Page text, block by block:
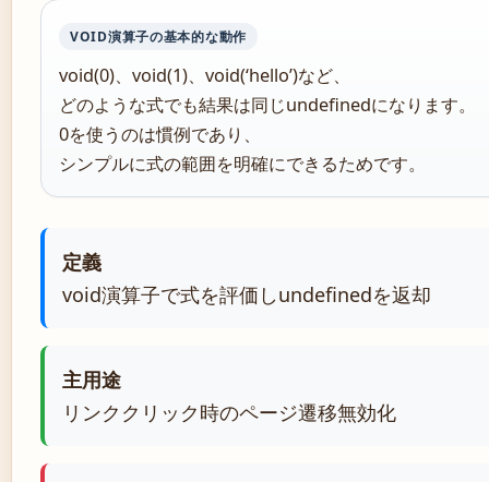
VOID演算子の基本的な動作
void(0)、void(1)、void(‘hello’)など、
どのような式でも結果は同じundefinedになります。
0を使うのは慣例であり、
シンプルに式の範囲を明確にできるためです。
定義
void演算子で式を評価しundefinedを返却
主用途
リンククリック時のページ遷移無効化